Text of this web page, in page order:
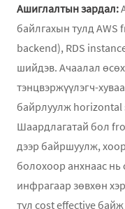
Ашиглалтын зардал:
байлгахын тулд
backend), RDS
шийдэв. Ачаалал
тэнцвэржүүлэгч-
байрлуулж horizontal
Шаардлагатай бол
дээр байршуулж,
болохоор анхнаас нь
инфрагаар зөвхөн
тул cost effective